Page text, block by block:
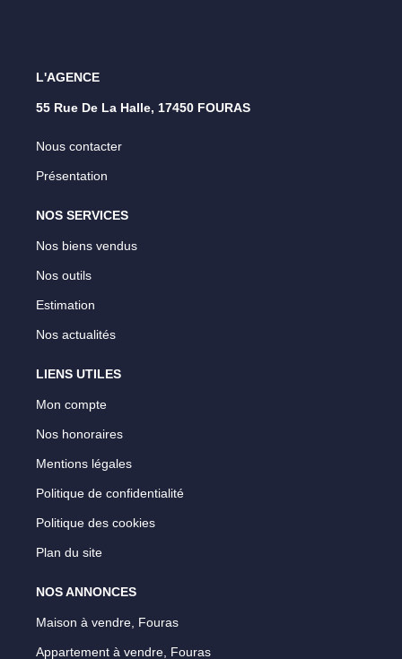
L'AGENCE
55 Rue De La Halle, 17450 FOURAS
Nous contacter
Présentation
NOS SERVICES
Nos biens vendus
Nos outils
Estimation
Nos actualités
LIENS UTILES
Mon compte
Nos honoraires
Mentions légales
Politique de confidentialité
Politique des cookies
Plan du site
NOS ANNONCES
Maison à vendre, Fouras
Appartement à vendre, Fouras